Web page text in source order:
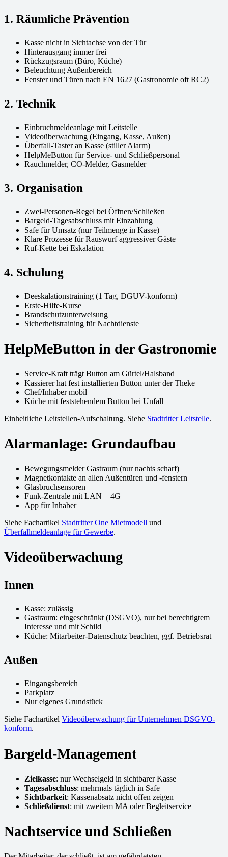
1. Räumliche Prävention
Kasse nicht in Sichtachse von der Tür
Hinterausgang immer frei
Rückzugsraum (Büro, Küche)
Beleuchtung Außenbereich
Fenster und Türen nach EN 1627 (Gastronomie oft RC2)
2. Technik
Einbruchmeldeanlage mit Leitstelle
Videoüberwachung (Eingang, Kasse, Außen)
Überfall-Taster an Kasse (stiller Alarm)
HelpMeButton für Service- und Schließpersonal
Rauchmelder, CO-Melder, Gasmelder
3. Organisation
Zwei-Personen-Regel bei Öffnen/Schließen
Bargeld-Tagesabschluss mit Einzahlung
Safe für Umsatz (nur Teilmenge in Kasse)
Klare Prozesse für Rauswurf aggressiver Gäste
Ruf-Kette bei Eskalation
4. Schulung
Deeskalationstraining (1 Tag, DGUV-konform)
Erste-Hilfe-Kurse
Brandschutzunterweisung
Sicherheitstraining für Nachtdienste
HelpMeButton in der Gastronomie
Service-Kraft trägt Button am Gürtel/Halsband
Kassierer hat fest installierten Button unter der Theke
Chef/Inhaber mobil
Küche mit feststehendem Button bei Unfall
Einheitliche Leitstellen-Aufschaltung. Siehe Stadtritter Leitstelle.
Alarmanlage: Grundaufbau
Bewegungsmelder Gastraum (nur nachts scharf)
Magnetkontakte an allen Außentüren und -fenstern
Glasbruchsensoren
Funk-Zentrale mit LAN + 4G
App für Inhaber
Siehe Fachartikel Stadtritter One Mietmodell und
Überfallmeldeanlage für Gewerbe.
Videoüberwachung
Innen
Kasse: zulässig
Gastraum: eingeschränkt (DSGVO), nur bei berechtigtem
Interesse und mit Schild
Küche: Mitarbeiter-Datenschutz beachten, ggf. Betriebsrat
Außen
Eingangsbereich
Parkplatz
Nur eigenes Grundstück
Siehe Fachartikel Videoüberwachung für Unternehmen DSGVO-
konform.
Bargeld-Management
Zielkasse: nur Wechselgeld in sichtbarer Kasse
Tagesabschluss: mehrmals täglich in Safe
Sichtbarkeit: Kassenabsatz nicht offen zeigen
Schließdienst: mit zweitem MA oder Begleitservice
Nachtservice und Schließen